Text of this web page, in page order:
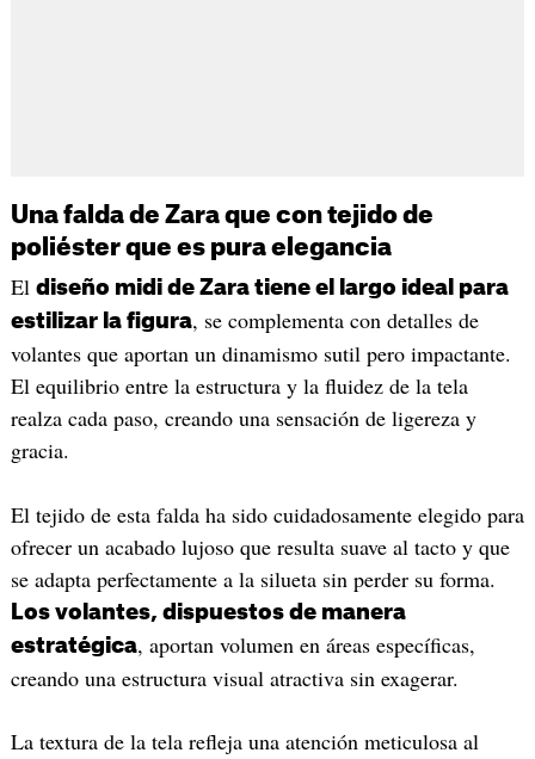
Una falda de Zara que con tejido de
poliéster que es pura elegancia
El diseño midi de Zara tiene el largo ideal para
estilizar la figura, se complementa con detalles de
volantes que aportan un dinamismo sutil pero impactante.
El equilibrio entre la estructura y la fluidez de la tela
realza cada paso, creando una sensación de ligereza y
gracia.
El tejido de esta falda ha sido cuidadosamente elegido para
ofrecer un acabado lujoso que resulta suave al tacto y que
se adapta perfectamente a la silueta sin perder su forma.
Los volantes, dispuestos de manera
estratégica, aportan volumen en áreas específicas,
creando una estructura visual atractiva sin exagerar.
La textura de la tela refleja una atención meticulosa al